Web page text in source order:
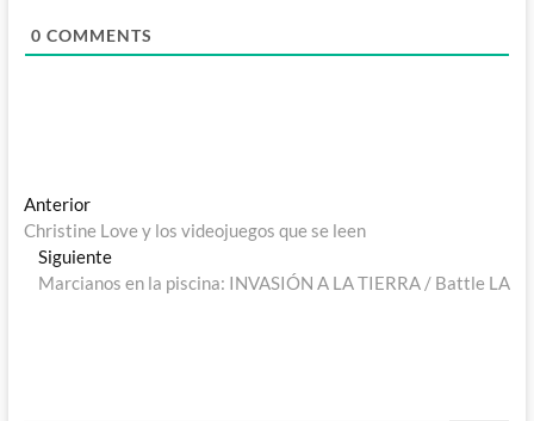
0 COMMENTS
Navegación
de
entradas
AnteriorEntrada
anterior:
Christine Love y los videojuegos que se leen
SiguienteEntrada
siguiente:
Marcianos en la piscina: INVASIÓN A LA TIERRA / Battle LA